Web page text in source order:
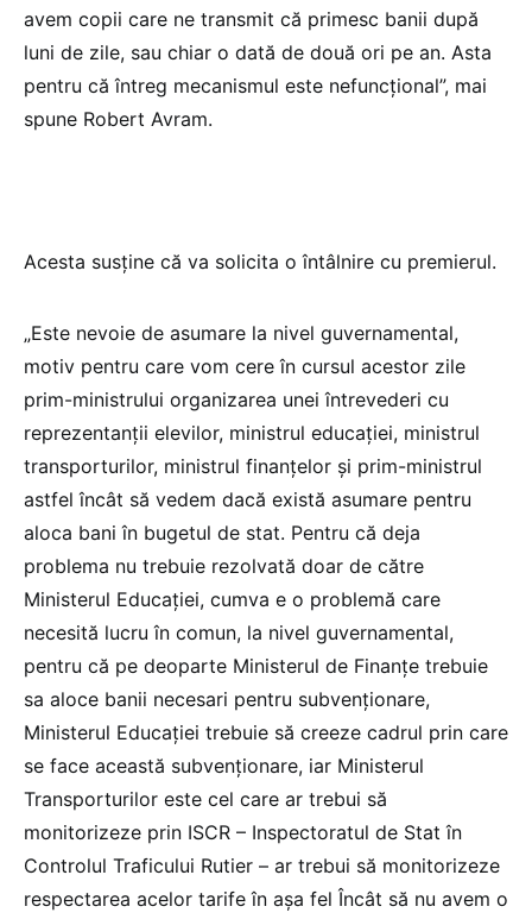
avem copii care ne transmit că primesc banii după
luni de zile, sau chiar o dată de două ori pe an. Asta
pentru că întreg mecanismul este nefuncțional”, mai
spune Robert Avram.
Acesta susține că va solicita o întâlnire cu premierul.
„Este nevoie de asumare la nivel guvernamental,
motiv pentru care vom cere în cursul acestor zile
prim-ministrului organizarea unei întrevederi cu
reprezentanții elevilor, ministrul educației, ministrul
transporturilor, ministrul finanțelor și prim-ministrul
astfel încât să vedem dacă există asumare pentru
aloca bani în bugetul de stat. Pentru că deja
problema nu trebuie rezolvată doar de către
Ministerul Educației, cumva e o problemă care
necesită lucru în comun, la nivel guvernamental,
pentru că pe deoparte Ministerul de Finanțe trebuie
sa aloce banii necesari pentru subvenționare,
Ministerul Educației trebuie să creeze cadrul prin care
se face această subvenționare, iar Ministerul
Transporturilor este cel care ar trebui să
monitorizeze prin ISCR – Inspectoratul de Stat în
Controlul Traficului Rutier – ar trebui să monitorizeze
respectarea acelor tarife în așa fel Încât să nu avem o